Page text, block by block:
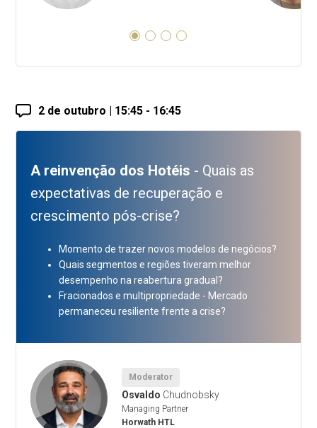
2 de outubro | 15:45 - 16:45
A reinvenção dos Hotéis - Quais as
expectativas de recuperação e
crescimento pós-crise?
Momento de trazer novos modelos de negócios?
Quais segmentos e regiões tiveram melhor
desempenho na reabertura gradual?
Fracionados e multipropriedade - Mercado
permaneceu resiliente frente a crise?
Moderator
Osvaldo Chudnobsky
Managing Partner
Horwath HTL